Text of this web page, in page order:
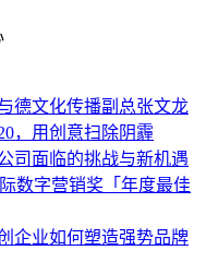
德文化传播副总张文龙
，用创意扫除阴霾
司面临的挑战与新机遇
数字营销奖「年度最佳
企业如何塑造强势品牌